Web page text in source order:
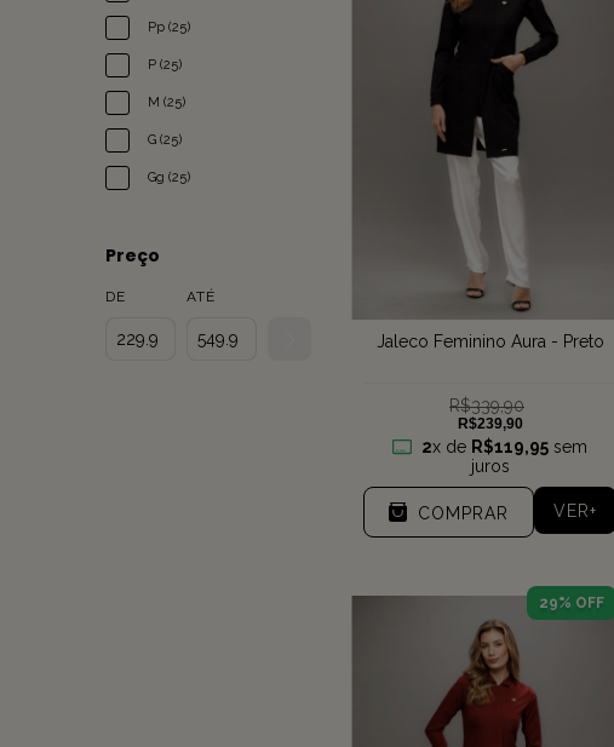
Pp (25)
P (25)
M (25)
G (25)
Gg (25)
Preço
DE ATÉ
Jaleco Feminino Aura - Preto
R$339,90
R$239,90
2x de R$119,95sem
juros
COMPRAR VER+
29% OFF